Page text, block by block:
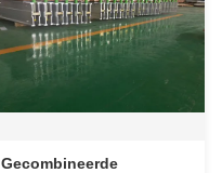
Gecombineerde